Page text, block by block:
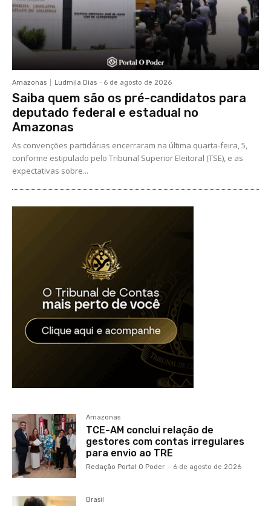
Amazonas Ludmila Dias - 6 de agosto de 2026
Saiba quem são os pré-candidatos para
deputado federal e estadual no
Amazonas
As convenções partidárias encerraram na última quarta-feira, 5,
conforme estipulado pelo Tribunal Superior Eleitoral (TSE), e as
expectativas sobre...
Amazonas
TCE-AM conclui relação de
gestores com contas irregulares
para envio ao TRE
Redação Portal O Poder - 6 de agosto de 2026
Brasil